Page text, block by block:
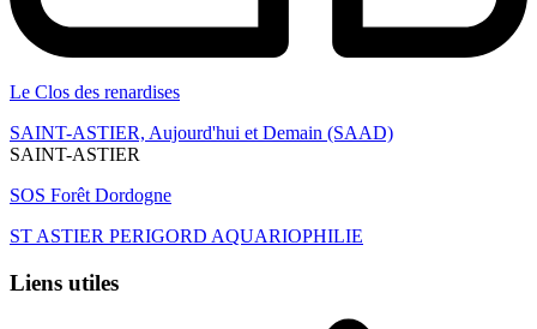
Le Clos des renardises
SAINT-ASTIER, Aujourd'hui et Demain (SAAD)
SAINT-ASTIER
SOS Forêt Dordogne
ST ASTIER PERIGORD AQUARIOPHILIE
Liens utiles